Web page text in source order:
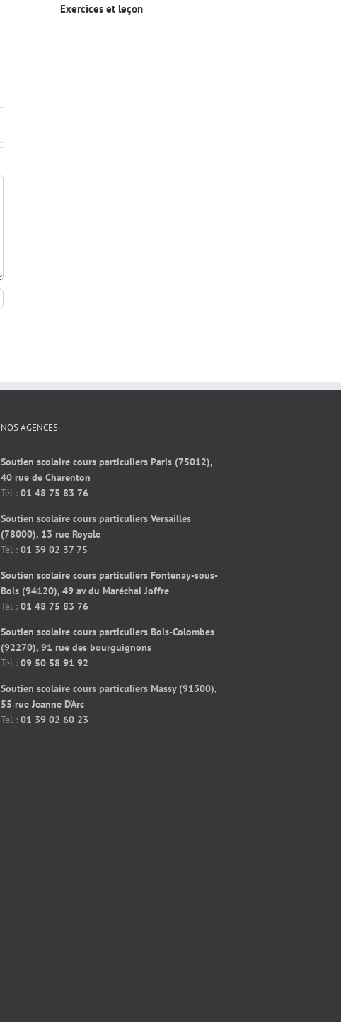
Exercices et leçon
NOS AGENCES
Soutien scolaire cours particuliers Paris (75012),
40 rue de Charenton
Tél :01 48 75 83 76
Soutien scolaire cours particuliers Versailles
(78000), 13 rue Royale
Tél :01 39 02 37 75
Soutien scolaire cours particuliers Fontenay-sous-
Bois (94120), 49 av du Maréchal Joffre
Tél :01 48 75 83 76
Soutien scolaire cours particuliers Bois-Colombes
(92270), 91 rue des bourguignons
Tél :09 50 58 91 92
Soutien scolaire cours particuliers Massy (91300),
55 rue Jeanne D’Arc
Tél :01 39 02 60 23